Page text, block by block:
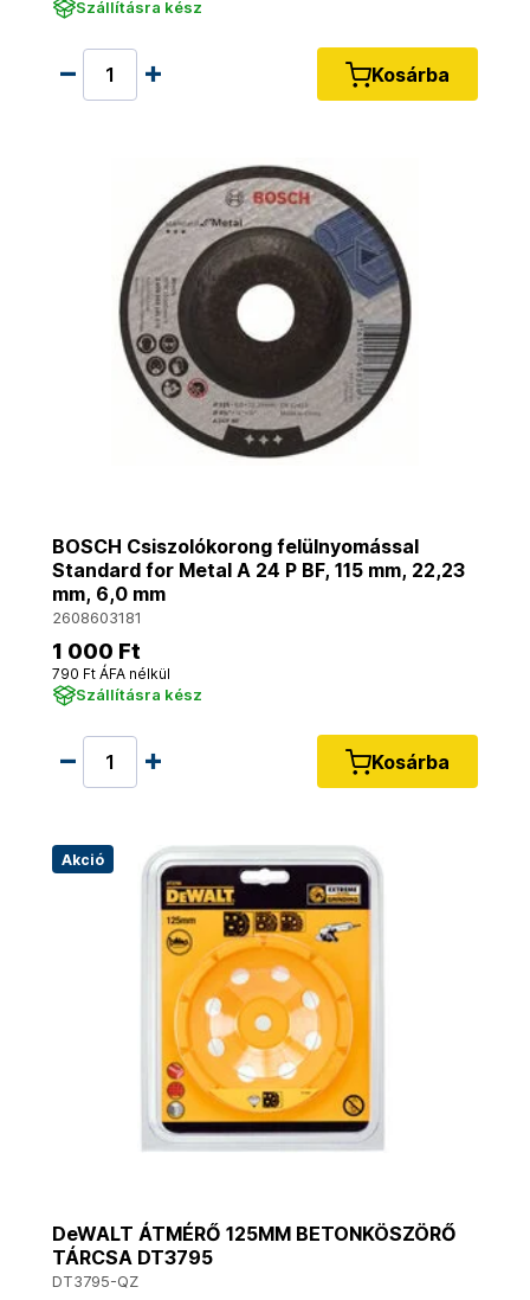
Szállításra kész
Kosárba
BOSCH Csiszolókorong felülnyomással
Standard for Metal A 24 P BF, 115 mm, 22,23
mm, 6,0 mm
2608603181
1 000 Ft
790 Ft ÁFA nélkül
Szállításra kész
Kosárba
Akció
DeWALT ÁTMÉRŐ 125MM BETONKÖSZÖRŐ
TÁRCSA DT3795
DT3795-QZ